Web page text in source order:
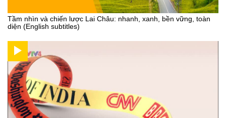
Tầm nhìn và chiến lược Lai Châu: nhanh, xanh, bền vững, toàn
diện (English subtitles)